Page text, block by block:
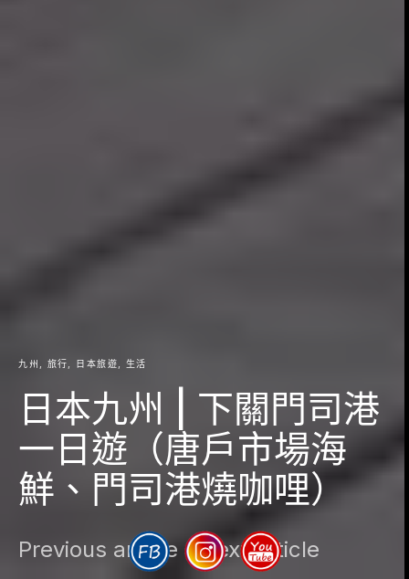
九州 旅行 日本旅遊 生活
日本九州 | 下關門司港
一日遊（唐戶市場海
鮮、門司港燒咖哩）
Previous article Next article